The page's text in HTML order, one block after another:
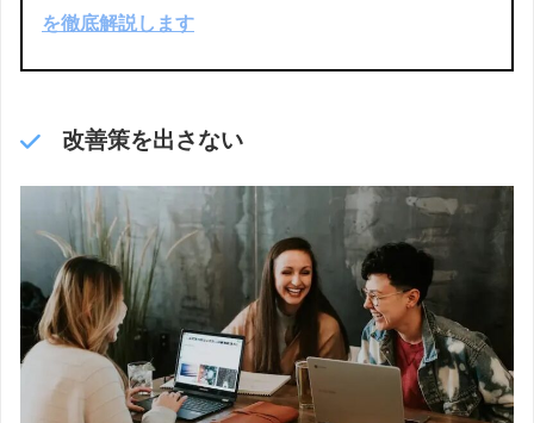
を徹底解説します
改善策を出さない